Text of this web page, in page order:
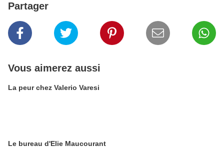
Partager
Vous aimerez aussi
La peur chez Valerio Varesi
Le bureau d'Elie Maucourant